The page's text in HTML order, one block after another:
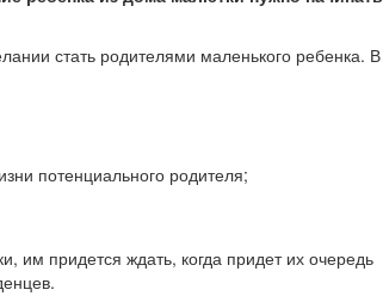
стать родителями маленького ребенка. В
потенциального родителя;
им придется ждать, когда придет их очередь